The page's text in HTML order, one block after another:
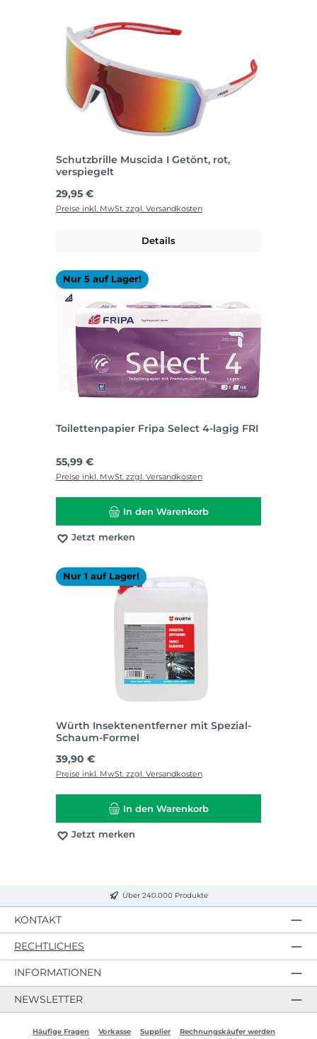
Schutzbrille Muscida I Getönt, rot,
verspiegelt
Regulärer Preis:
29,95 €
Preise inkl. MwSt. zzgl. Versandkosten
Details
Nur 5 auf Lager!
Toilettenpapier Fripa Select 4-lagig FRI
Regulärer Preis:
55,99 €
Preise inkl. MwSt. zzgl. Versandkosten
In den Warenkorb
Jetzt merken
Nur 1 auf Lager!
Würth Insektenentferner mit Spezial-
Schaum-Formel
Regulärer Preis:
39,90 €
Preise inkl. MwSt. zzgl. Versandkosten
In den Warenkorb
Jetzt merken
Über 240.000 Produkte
KONTAKT
RECHTLICHES
INFORMATIONEN
NEWSLETTER
Häufige Fragen Vorkasse Supplier
Rechnungskäufer werden